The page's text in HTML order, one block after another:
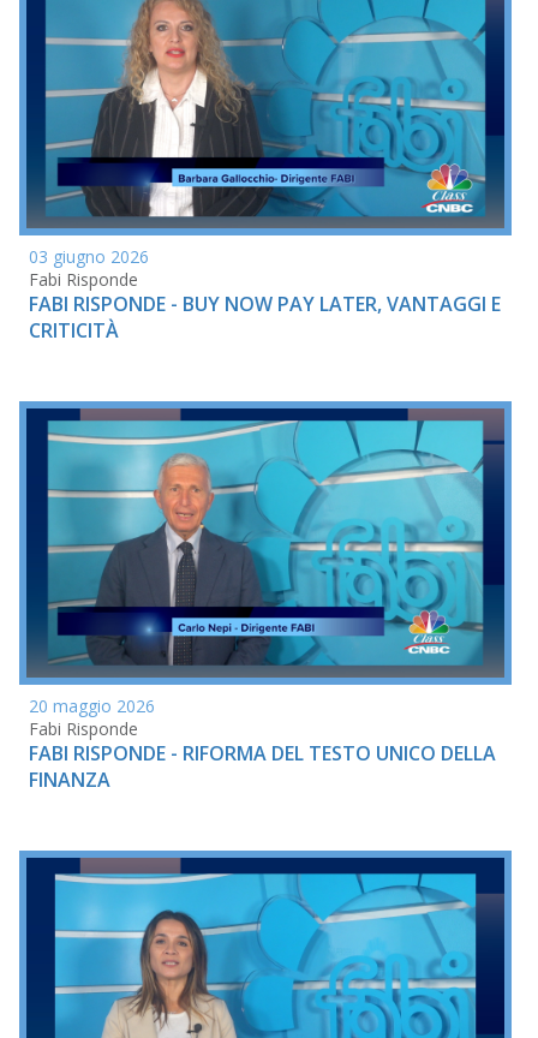
03 giugno 2026
Fabi Risponde
FABI RISPONDE - BUY NOW PAY LATER, VANTAGGI E
CRITICITÀ
20 maggio 2026
Fabi Risponde
FABI RISPONDE - RIFORMA DEL TESTO UNICO DELLA
FINANZA